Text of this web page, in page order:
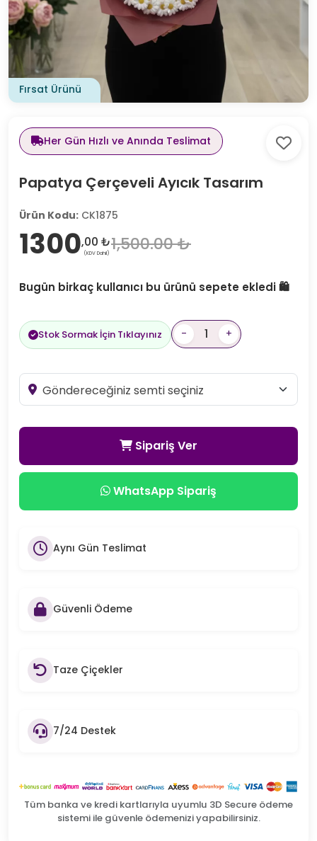
Fırsat Ürünü
Her Gün Hızlı ve Anında Teslimat
Papatya Çerçeveli Ayıcık Tasarım
Ürün Kodu: CK1875
1300,00 ₺
(KDV Dahil) 1,500.00 ₺
Bugün birkaç kullanıcı bu ürünü sepete ekledi 🛍️
Stok Sormak İçin Tıklayınız - +
Sipariş Ver
WhatsApp Sipariş
Aynı Gün Teslimat
Güvenli Ödeme
Taze Çiçekler
7/24 Destek
Tüm banka ve kredi kartlarıyla uyumlu 3D Secure ödeme
sistemi ile güvenle ödemenizi yapabilirsiniz.